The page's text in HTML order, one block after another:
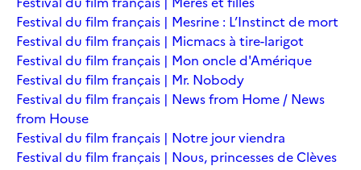
Festival du film français | Mesrine : L’Instinct de mort
Festival du film français | Micmacs à tire-larigot
Festival du film français | Mon oncle d'Amérique
Festival du film français | Mr. Nobody
Festival du film français | News from Home / News
from House
Festival du film français | Notre jour viendra
Festival du film français | Nous, princesses de Clèves